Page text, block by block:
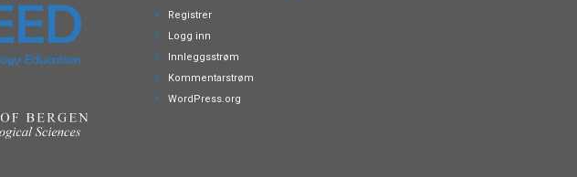
Registrer
Logg inn
Innleggsstrøm
Kommentarstrøm
WordPress.org